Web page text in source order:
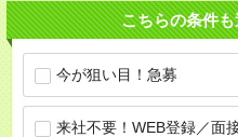
こちらの条件
今が狙い目！急募
来社不要！WEB登録／面